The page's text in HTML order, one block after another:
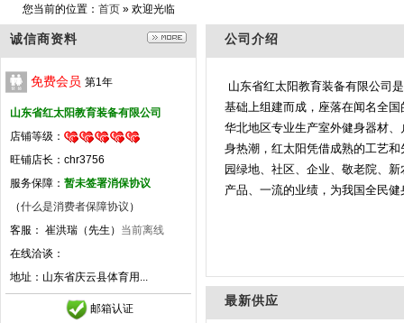
您当前的位置： 首页 » 欢迎光临
诚信商资料
免费会员 第1 年
山东省红太阳教育装备有限公司
店铺等级：
旺铺店长：chr3756
服务保障： 暂未签署消保协议
（什么是消费者保障协议 ）
客服： 崔洪瑞（先生） 当前离线
在线洽谈：
地址： 山东省庆云县体育用...
邮箱认证
公司介绍
山东省红太阳教育装备有限公司
基础上组建而成，座落在闻名全
华北地区专业生产室外健身器材
身热潮，红太阳凭借成熟的工艺
园绿地、社区、企业、敬老院、
产品、一流的业绩，为我国全民
最新供应